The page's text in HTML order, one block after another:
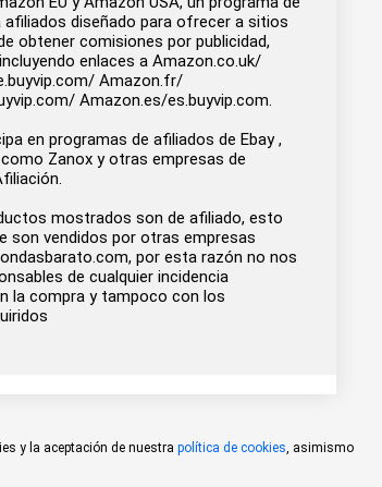
afiliados diseñado para ofrecer a sitios
obtener comisiones por publicidad,
enlaces a Amazon.co.uk/
Amazon.fr/
Amazon.es/es.buyvip.com.
en programas de afiliados de Ebay ,
Zanox y otras empresas de
mostrados son de afiliado, esto
son vendidos por otras empresas
por esta razón no nos
de cualquier incidencia
la compra y tampoco con los
y la aceptación de nuestra política de cookies, asimismo